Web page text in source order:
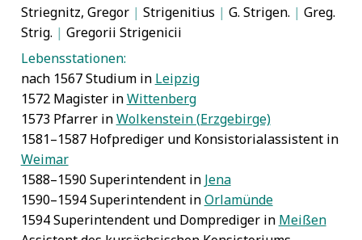
Striegnitz, Gregor | Strigenitius | G. Strigen. | Greg.
Strig. | Gregorii Strigenicii
Lebensstationen:
nach 1567 Studium in Leipzig
1572 Magister inWittenberg
1573 Pfarrer inWolkenstein (Erzgebirge)
1581–1587 Hofprediger und Konsistorialassistent in
Weimar
1588–1590 Superintendent in Jena
1590–1594 Superintendent inOrlamünde
1594 Superintendent und Domprediger in Meißen